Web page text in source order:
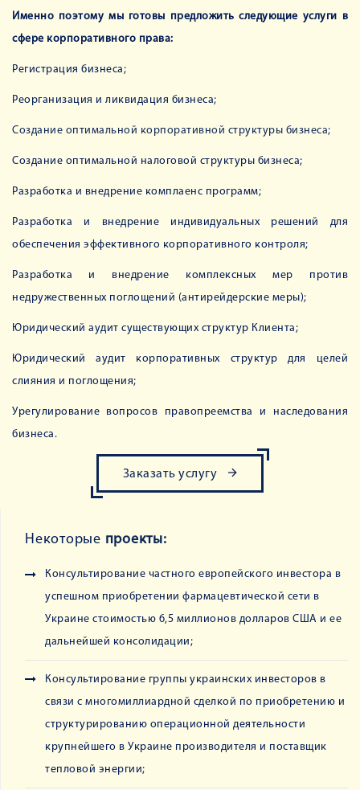
Именно поэтому мы готовы предложить следующие услуги в
сфере корпоративного права:
Регистрация бизнеса;
Реорганизация и ликвидация бизнеса;
Создание оптимальной корпоративной структуры бизнеса;
Создание оптимальной налоговой структуры бизнеса;
Разработка и внедрение комплаенс программ;
Разработка и внедрение индивидуальных решений для
обеспечения эффективного корпоративного контроля;
Разработка и внедрение комплексных мер против
недружественных поглощений (антирейдерские меры);
Юридический аудит существующих структур Клиента;
Юридический аудит корпоративных структур для целей
слияния и поглощения;
Урегулирование вопросов правопреемства и наследования
бизнеса.
Заказать услугу
Некоторые проекты:
Консультирование частного европейского инвестора в
успешном приобретении фармацевтической сети в
Украине стоимостью 6,5 миллионов долларов США и ее
дальнейшей консолидации;
Консультирование группы украинских инвесторов в
связи с многомиллиардной сделкой по приобретению и
структурированию операционной деятельности
крупнейшего в Украине производителя и поставщик
тепловой энергии;